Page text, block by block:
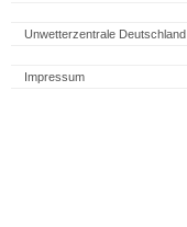
Unwetterzentrale Deutschland
Impressum